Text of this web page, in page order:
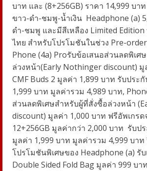
บาท และ (8+256GB) ราคา 14,999 บา
ขาว-ดำ-ชมพู-น้ำเงิน Headphone (a)
ดำ-ชมพู และมีสีเหลือง Limited Edition
ไทย สำหรับโปรโมชันในช่วง Pre-order
Phone (4a) Proรับข้อเสนอส่วนลดพิเศ
ล่วงหน้า(Early Nothinger discount) มู
CMF Buds 2 มูลค่า 1,899 บาท รับประ
1,999 บาท มูลค่ารวม 4,989 บาท,
ส่วนลดพิเศษสำหรับผู้ที่สั่งซื้อล่วงหน้า (
discount) มูลค่า 1,000 บาท ฟรีอัพเกรด
12+256GB มูลค่ากว่า 2,000 บาท รับป
มูลค่า 1,999 บาท มูลค่ารวม 4,999 บาท
โปรโมชันพิเศษของ Headphone (a) รั
Double Sided Fold Bag มูลค่า 999 บา